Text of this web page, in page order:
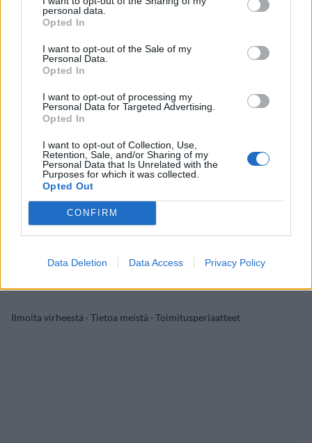
personal data.
Opted In
I want to opt-out of the Sale of my
Personal Data.
Opted In
I want to opt-out of processing my
Personal Data for Targeted Advertising.
Opted In
I want to opt-out of Collection, Use,
Retention, Sale, and/or Sharing of my
Personal Data that Is Unrelated with the
Purposes for which it was collected.
Opted Out
CONFIRM
Data Deletion Data Access Privacy Policy
Älä soita hätänumeroon kyselytarkoituksissa.
Lähde:Sisäministeriö
Voit lisätä Staran Googlen ensisijaiseksi
lähteeksiklikkaamalla tästäja ruksittamalla
laatikon. Voit myös lukea lisää tähän artikkeliin
liittyvistä teemoista ja aiheista, kuten
Ilmoita virheestä · Tietoa meistä · Toimitusperiaatteet